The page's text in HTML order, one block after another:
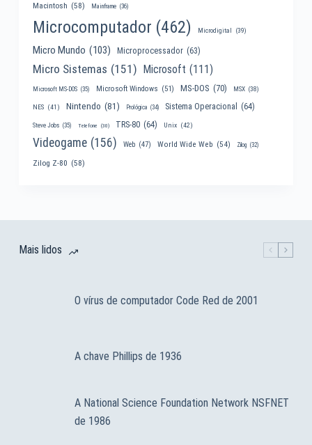
Macintosh (58) Mainframe (36)
Microcomputador (462) Microdigital (39)
Micro Mundo (103) Microprocessador (63)
Micro Sistemas (151) Microsoft (111)
Microsoft MS-DOS (35) Microsoft Windows (51) MS-DOS (70) MSX (38)
NES (41) Nintendo (81) Prológica (34) Sistema Operacional (64)
Steve Jobs (35) Telefone (30) TRS-80 (64) Unix (42)
Videogame (156) Web (47) World Wide Web (54) Zilog (32)
Zilog Z-80 (58)
Mais lidos
O vírus de computador Code Red de 2001
A chave Phillips de 1936
A National Science Foundation Network NSFNET
de 1986